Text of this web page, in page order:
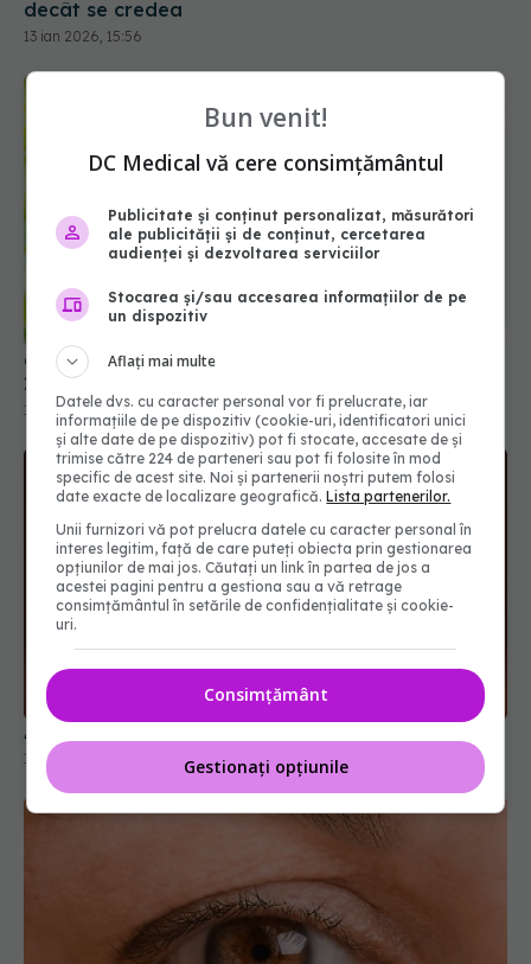
6 din 10 femei vor suferi de boli de inimă până în
2050
Alimentele care distrug inima
18 mar 2026, 10:41
Bun venit!
DC Medical vă cere consimțământul
Publicitate și conținut personalizat, măsurători
ale publicității și de conținut, cercetarea
audienței și dezvoltarea serviciilor
Stocarea și/sau accesarea informațiilor de pe
un dispozitiv
Aflați mai multe
Datele dvs. cu caracter personal vor fi prelucrate, iar
informațiile de pe dispozitiv (cookie-uri, identificatori unici
și alte date de pe dispozitiv) pot fi stocate, accesate de și
trimise către 224 de parteneri sau pot fi folosite în mod
specific de acest site. Noi și partenerii noștri putem folosi
date exacte de localizare geografică.Lista partenerilor.
Unii furnizori vă pot prelucra datele cu caracter personal în
interes legitim, față de care puteți obiecta prin gestionarea
opțiunilor de mai jos. Căutați un link în partea de jos a
acestei pagini pentru a gestiona sau a vă retrage
consimțământul în setările de confidențialitate și cookie-
uri.
Consimțământ
Gestionați opțiunile